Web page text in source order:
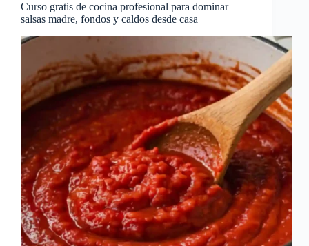
Curso gratis de cocina profesional para dominar
salsas madre, fondos y caldos desde casa